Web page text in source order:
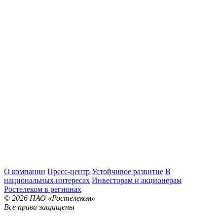
О компании Пресс-центр Устойчивое развитие В
национальных интересах Инвесторам и акционерам
Ростелеком в регионах
© 2026 ПАО «Ростелеком»
Все права защищены